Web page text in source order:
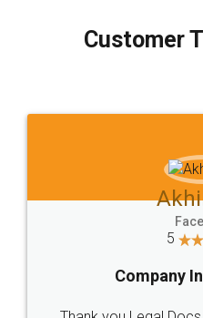
જીએસટી રિટર્નનું પ્રકાર -
તમે જીએસટી વળતર (GSTR)